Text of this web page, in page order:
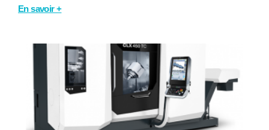
En savoir +